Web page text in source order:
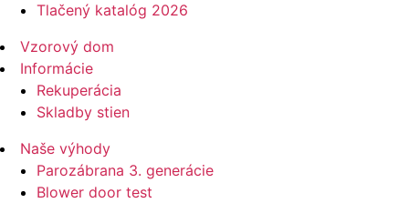
Tlačený katalóg 2026
Vzorový dom
Informácie
Rekuperácia
Skladby stien
Naše výhody
Parozábrana 3. generácie
Blower door test